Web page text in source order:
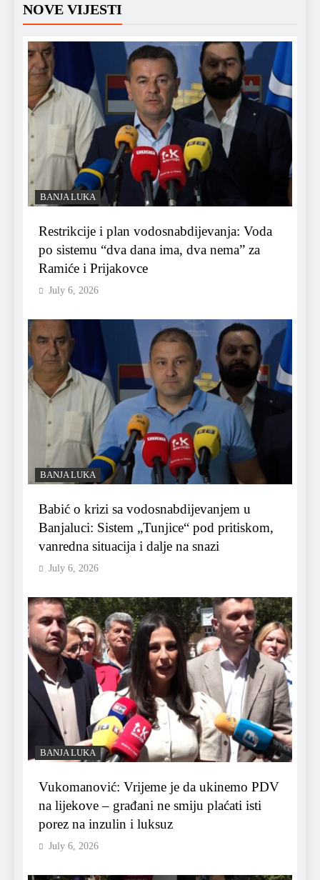
NOVE VIJESTI
BANJA LUKA
Restrikcije i plan vodosnabdijevanja: Voda
po sistemu “dva dana ima, dva nema” za
Ramiće i Prijakovce
July 6, 2026
BANJA LUKA
Babić o krizi sa vodosnabdijevanjem u
Banjaluci: Sistem „Tunjice“ pod pritiskom,
vanredna situacija i dalje na snazi
July 6, 2026
BANJA LUKA
Vukomanović: Vrijeme je da ukinemo PDV
na lijekove – građani ne smiju plaćati isti
porez na inzulin i luksuz
July 6, 2026